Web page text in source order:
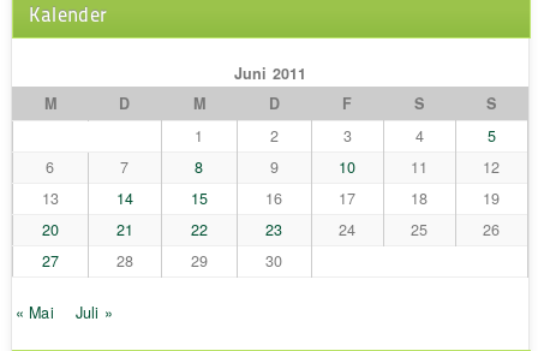
Kalender
Juni 2011
M
D M D F S
S
1
2 3 4
5
6
7 8 9 10 11
12
13
14 15 16 17 18
19
20
21 22 23 24 25
26
27
28 29 30
« Mai Juli »